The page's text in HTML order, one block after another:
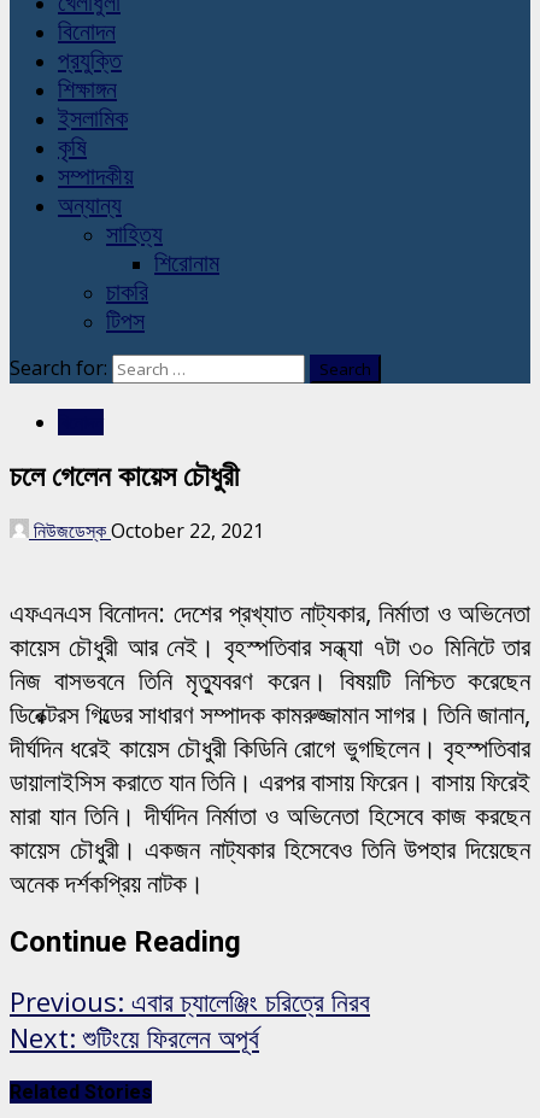
বিনোদন
প্রযুক্তি
শিক্ষাঙ্গন
ইসলামিক
কৃষি
সম্পাদকীয়
অন্যান্য
সাহিত্য
শিরোনাম
চাকরি
টিপস
Search for:
চলে গেলেন কায়েস চৌধুরী
নিউজডেস্কOctober 22, 2021
এফএনএস বিনোদন: দেশের প্রখ্যাত নাট্যকার, নির্মাতা ও অভিনেতা
কায়েস চৌধুরী আর নেই। বৃহস্পতিবার সন্ধ্যা ৭টা ৩০ মিনিটে তার
নিজ বাসভবনে তিনি মৃত্যুবরণ করেন। বিষয়টি নিশ্চিত করেছেন
ডিরেক্টরস গিল্ডের সাধারণ সম্পাদক কামরুজ্জামান সাগর। তিনি জানান,
দীর্ঘদিন ধরেই কায়েস চৌধুরী কিডিনি রোগে ভুগছিলেন। বৃহস্পতিবার
ডায়ালাইসিস করাতে যান তিনি। এরপর বাসায় ফিরেন। বাসায় ফিরেই
মারা যান তিনি। দীর্ঘদিন নির্মাতা ও অভিনেতা হিসেবে কাজ করছেন
কায়েস চৌধুরী। একজন নাট্যকার হিসেবেও তিনি উপহার দিয়েছেন
অনেক দর্শকপ্রিয় নাটক।
Continue Reading
Previous: এবার চ্যালেঞ্জিং চরিত্রে নিরব
Next: শুটিংয়ে ফিরলেন অপূর্ব
Related Stories